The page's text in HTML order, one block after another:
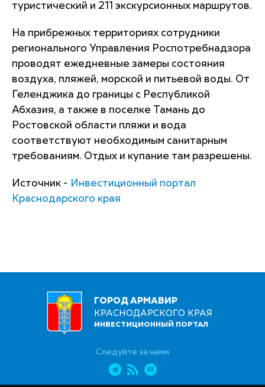
туристический и 211 экскурсионных маршрутов.
На прибрежных территориях сотрудники
регионального Управления Роспотребнадзора
проводят ежедневные замеры состояния
воздуха, пляжей, морской и питьевой воды. От
Геленджика до границы с Республикой
Абхазия, а также в поселке Тамань до
Ростовской области пляжи и вода
соответствуют необходимым санитарным
требованиям. Отдых и купание там разрешены.
Источник - Инвестиционный портал
Краснодарского края
ГОРОД АРМАВИР
КРАСНОДАРСКОГО КРАЯ
ИНВЕСТИЦИОННЫЙ ПОРТАЛ
Следуйте за нами